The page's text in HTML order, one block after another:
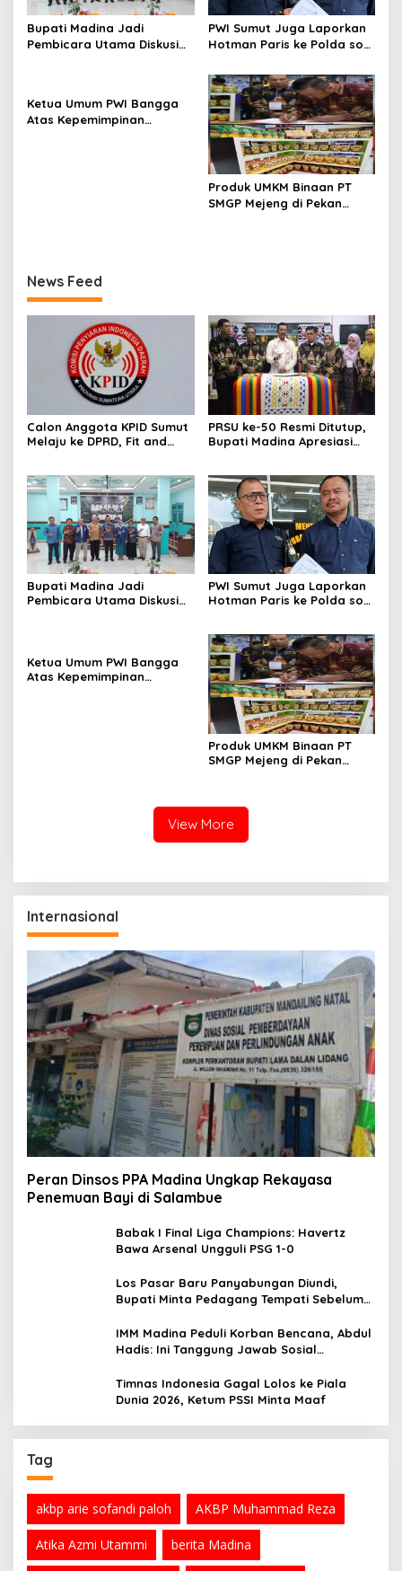
Bupati Madina Jadi
Pembicara Utama Diskusi
PWI Sumut Juga Laporkan
Hotman Paris ke Polda soal
Wartawan
Ketua Umum PWI Bangga
Atas Kepemimpinan
Produk UMKM Binaan PT
SMGP Mejeng di Pekan
News Feed
Calon Anggota KPID Sumut
Melaju ke DPRD, Fit and
PRSU ke-50 Resmi Ditutup,
Bupati Madina Apresiasi
Bupati Madina Jadi
Pembicara Utama Diskusi
PWI Sumut Juga Laporkan
Hotman Paris ke Polda soal
Ketua Umum PWI Bangga
Atas Kepemimpinan
Produk UMKM Binaan PT
SMGP Mejeng di Pekan
View More
Internasional
Peran Dinsos PPA Madina Ungkap Rekayasa
Penemuan Bayi di Salambue
Babak I Final Liga Champions: Havertz
Bawa Arsenal Ungguli PSG 1-0
Los Pasar Baru Panyabungan Diundi,
Bupati Minta Pedagang Tempati Sebelum
IMM Madina Peduli Korban Bencana, Abdul
Hadis: Ini Tanggung Jawab Sosial
Timnas Indonesia Gagal Lolos ke Piala
Dunia 2026, Ketum PSSI Minta Maaf
Tag
akbp arie sofandi paloh AKBP Muhammad Reza
Atika Azmi Utammi berita Madina